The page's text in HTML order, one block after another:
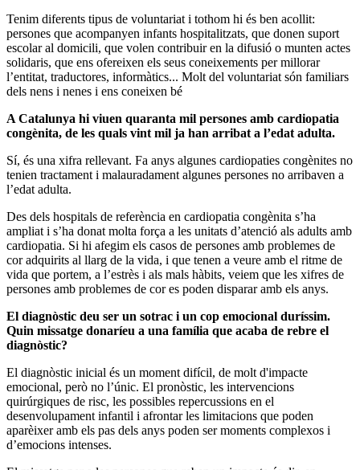
Tenim diferents tipus de voluntariat i tothom hi és ben acollit:
persones que acompanyen infants hospitalitzats, que donen suport
escolar al domicili, que volen contribuir en la difusió o munten actes
solidaris, que ens ofereixen els seus coneixements per millorar
l’entitat, traductores, informàtics... Molt del voluntariat són familiars
dels nens i nenes i ens coneixen bé
A Catalunya hi viuen quaranta mil persones amb cardiopatia
congènita, de les quals vint mil ja han arribat a l’edat adulta.
Sí, és una xifra rellevant. Fa anys algunes cardiopaties congènites no
tenien tractament i malauradament algunes persones no arribaven a
l’edat adulta.
Des dels hospitals de referència en cardiopatia congènita s’ha
ampliat i s’ha donat molta força a les unitats d’atenció als adults amb
cardiopatia. Si hi afegim els casos de persones amb problemes de
cor adquirits al llarg de la vida, i que tenen a veure amb el ritme de
vida que portem, a l’estrès i als mals hàbits, veiem que les xifres de
persones amb problemes de cor es poden disparar amb els anys.
El diagnòstic deu ser un sotrac i un cop emocional duríssim.
Quin missatge donaríeu a una família que acaba de rebre el
diagnòstic?
El diagnòstic inicial és un moment difícil, de molt d'impacte
emocional, però no l’únic. El pronòstic, les intervencions
quirúrgiques de risc, les possibles repercussions en el
desenvolupament infantil i afrontar les limitacions que poden
aparèixer amb els pas dels anys poden ser moments complexos i
d’emocions intenses.